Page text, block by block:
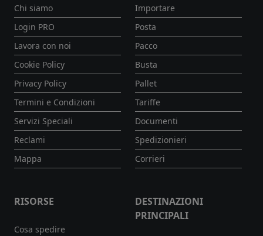
Chi siamo
Login PRO
Lavora con noi
Cookie Policy
Privacy Policy
Termini e Condizioni
Servizi Speciali
Reclami
Mappa
Importare
Posta
Pacco
Busta
Pallet
Tariffe
Documenti
Spedizionieri
Corrieri
RISORSE
Cosa spedire
DESTINAZIONI
PRINCIPALI